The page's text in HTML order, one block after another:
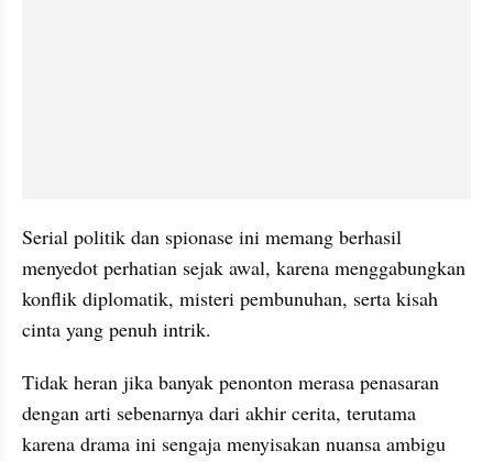
Serial politik dan spionase ini memang berhasil
menyedot perhatian sejak awal, karena menggabungkan
konflik diplomatik, misteri pembunuhan, serta kisah
cinta yang penuh intrik.
Tidak heran jika banyak penonton merasa penasaran
dengan arti sebenarnya dari akhir cerita, terutama
karena drama ini sengaja menyisakan nuansa ambigu